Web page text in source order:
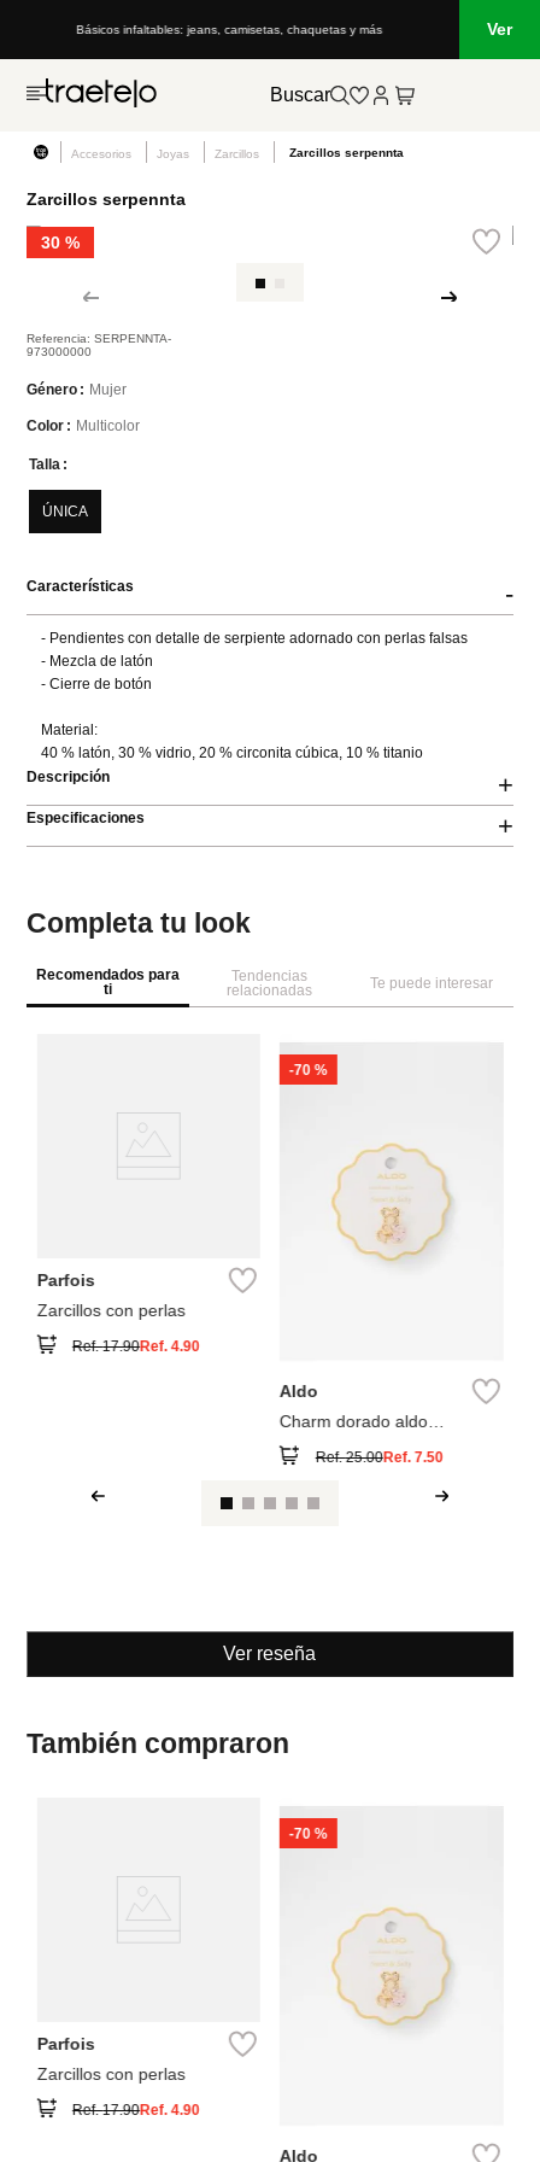
Básicos infaltables: jeans, camisetas, chaquetas y más Lo que
Ver
Buscar
Accesorios Joyas Zarcillos Zarcillos serpennta
Zarcillos serpennta
30 %
Referencia:SERPENNTA-
973000000
Género Mujer
Color Multicolor
Talla
ÚNICA
Características -
- Pendientes con detalle de serpiente adornado con perlas falsas
- Mezcla de latón
- Cierre de botón
Material:
40 % latón, 30 % vidrio, 20 % circonita cúbica, 10 % titanio
Descripción
+
Especificaciones +
Completa tu look
Recomendados para
ti
Tendencias
relacionadas
Te puede interesar
Parfois
Zarcillos con perlas
Ref.17.90Ref.4.90
-70 %
Aldo
Charm dorado aldo
sweetnsalty
Ref.25.00Ref. 7.50
Ver reseña
También compraron
Parfois
Zarcillos con perlas
Ref.17.90Ref.4.90
-70 %
Aldo